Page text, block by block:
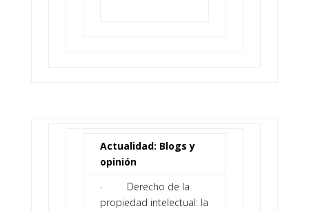
Actualidad: Blogs y
opinión
· Derecho de la
propiedad intelectual: la